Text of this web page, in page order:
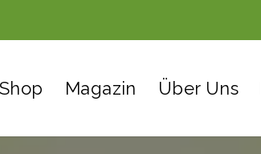
Shop Magazin Über Uns